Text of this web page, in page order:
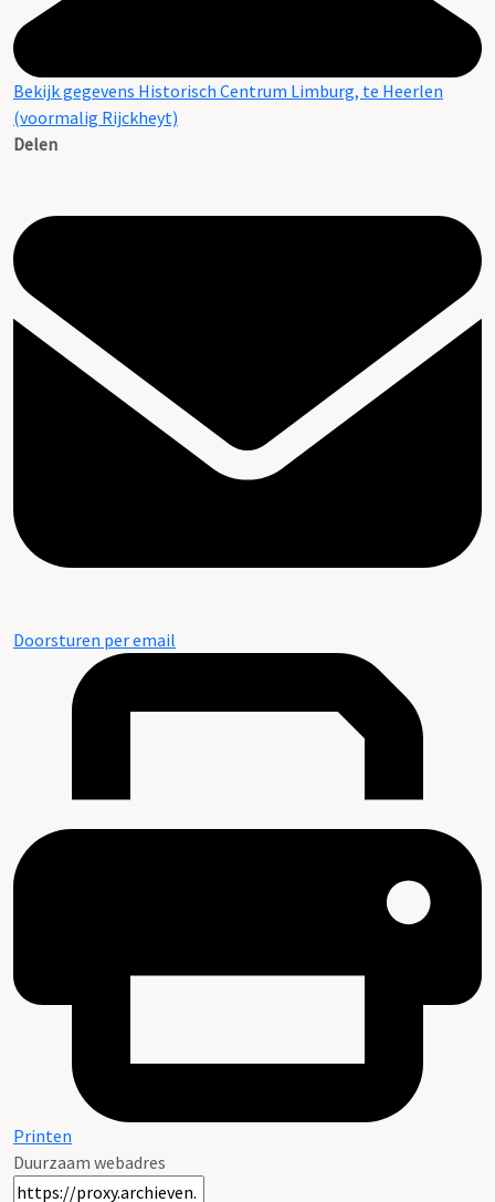
Bekijk gegevens Historisch Centrum Limburg, te Heerlen
(voormalig Rijckheyt)
Delen
Doorsturen per email
Printen
Duurzaam webadres